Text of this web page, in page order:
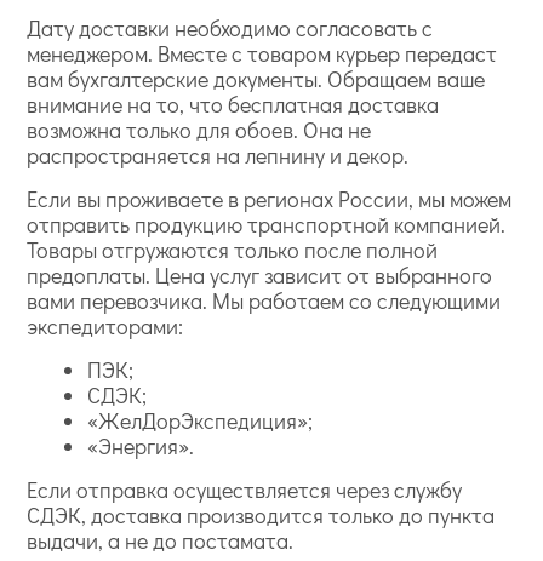
Дату доставки необходимо согласовать с
менеджером. Вместе с товаром курьер передаст
вам бухгалтерские документы. Обращаем ваше
внимание на то, что бесплатная доставка
возможна только для обоев. Она не
распространяется на лепнину и декор.
Если вы проживаете в регионах России, мы можем
отправить продукцию транспортной компанией.
Товары отгружаются только после полной
предоплаты. Цена услуг зависит от выбранного
вами перевозчика. Мы работаем со следующими
экспедиторами:
ПЭК;
СДЭК;
«ЖелДорЭкспедиция»;
«Энергия».
Если отправка осуществляется через службу
СДЭК, доставка производится только до пункта
выдачи, а не до постамата.